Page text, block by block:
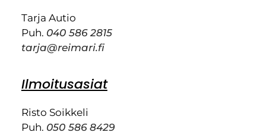
Tarja Autio
Puh. 040 586 2815
tarja@reimari.fi
Ilmoitusasiat
Risto Soikkeli
Puh. 050 586 8429